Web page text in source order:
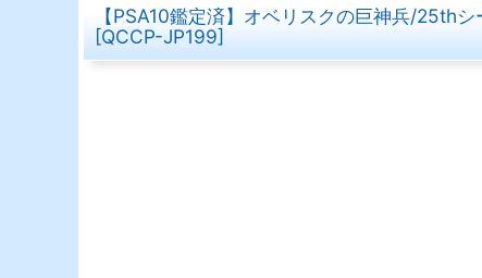
【PSA10鑑定済】オベリスクの巨神兵/25th
[QCCP-JP199]